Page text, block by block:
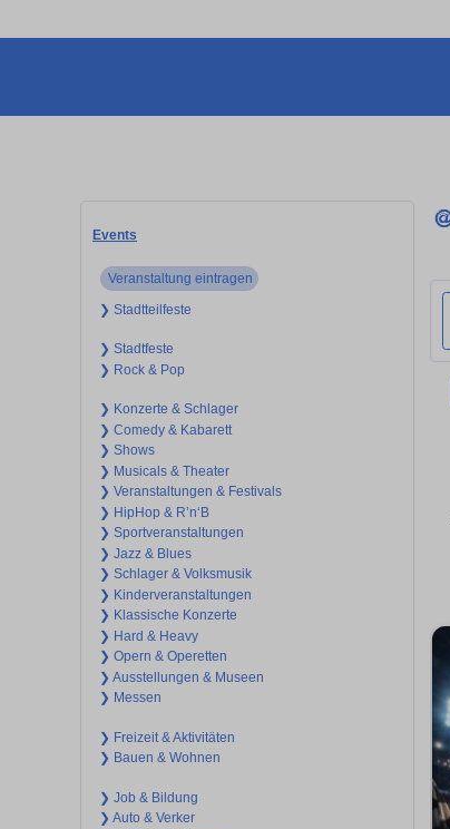
Events
Veranstaltung eintragen
❯ Stadtteilfeste
❯ Stadtfeste
❯ Rock & Pop
❯ Konzerte & Schlager
❯ Comedy & Kabarett
❯ Shows
❯ Musicals & Theater
❯ Veranstaltungen & Festivals
❯ HipHop & R’n‘B
❯ Sportveranstaltungen
❯ Jazz & Blues
❯ Schlager & Volksmusik
❯ Kinderveranstaltungen
❯ Klassische Konzerte
❯ Hard & Heavy
❯ Opern & Operetten
❯ Ausstellungen & Museen
❯ Messen
❯ Freizeit & Aktivitäten
❯ Bauen & Wohnen
❯ Job & Bildung
❯ Auto & Verker